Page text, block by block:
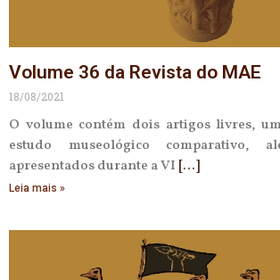
Volume 36 da Revista do MAE
18/08/2021
O volume contém dois artigos livres,
estudo museológico comparativo,
apresentados durante a VI
Leia mais »